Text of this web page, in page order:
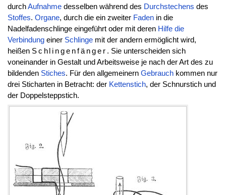
durchAufnahmedesselben während des Durchstechens des
Stoffes. Organe, durch die ein zweiter Fadenin die
Nadelfadenschlinge eingeführt oder mit deren Hilfe die
Verbindungeiner Schlingemit der andern ermöglicht wird,
heißen Schlingenfänger . Sie unterscheiden sich
voneinander in Gestalt und Arbeitsweise je nach der Art des zu
bildenden Stiches. Für den allgemeinern Gebrauchkommen nur
drei Sticharten in Betracht: der Kettenstich, der Schnurstich und
der Doppelsteppstich.